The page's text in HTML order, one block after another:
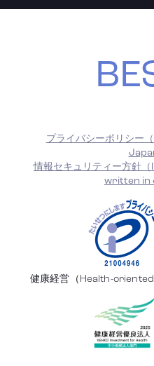
プライバシーポリシー
情報セキュリティー方針
written in
健康経営（Health-